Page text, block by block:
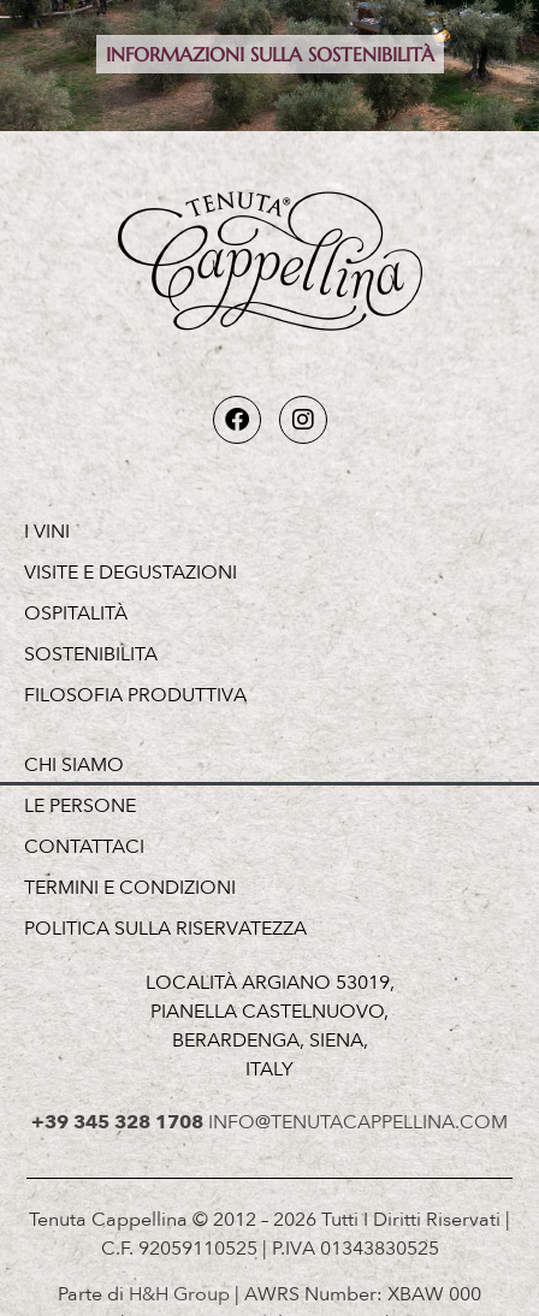
INFORMAZIONI SULLA SOSTENIBILITÀ
I VINI
VISITE E DEGUSTAZIONI
OSPITALITÀ
SOSTENIBILITA
FILOSOFIA PRODUTTIVA
CHI SIAMO
LE PERSONE
CONTATTACI
TERMINI E CONDIZIONI
POLITICA SULLA RISERVATEZZA
LOCALITÀ ARGIANO 53019,
PIANELLA CASTELNUOVO,
BERARDENGA, SIENA,
ITALY
+39 345 328 1708 INFO@TENUTACAPPELLINA.COM
Tenuta Cappellina © 2012 – 2026 Tutti I Diritti Riservati |
C.F. 92059110525 | P.IVA 01343830525
Parte diH&H Group| AWRS Number: XBAW 000